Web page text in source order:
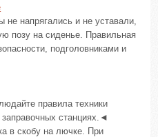
напрягались и не уставали,
позу на сиденье. Правильная
подголовниками и
правила техники
станциях.◄
в скобу на лючке. При